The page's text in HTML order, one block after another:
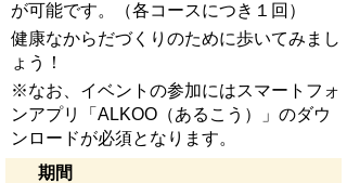
が可能です。（各コースにつき１回）
健康なからだづくりのために歩いてみまし
ょう！
※なお、イベントの参加にはスマートフォ
ンアプリ「ALKOO（あるこう）」のダウ
ンロードが必須となります。
期間